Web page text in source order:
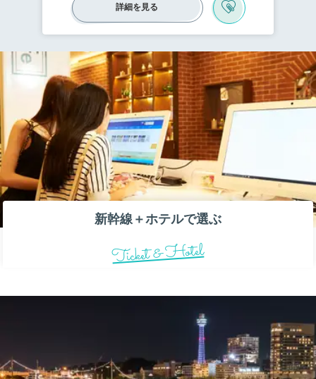
詳細を見る
新幹線＋ホテルで選ぶ
Ticket & Hotel